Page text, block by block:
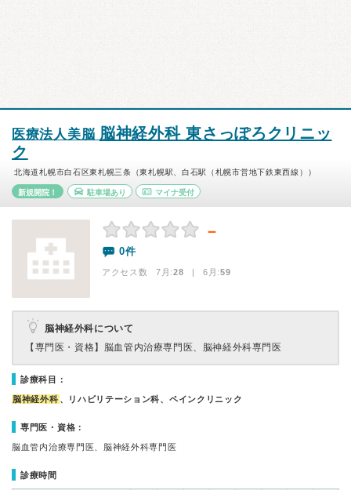
医療法人美脳 脳神経外科 東さっぽろクリニッ
ク
北海道札幌市白石区東札幌三条（東札幌駅、白石駅（札幌市営地下鉄東西線））
新規開院！ 駐車場あり マイナ受付
－
0件
アクセス数 7月:28 | 6月:59
脳神経外科について
【専門医・資格】 脳血管内治療専門医、脳神経外科専門医
診療科目：
脳神経外科 、リハビリテーション科、ペインクリニック
専門医・資格：
脳血管内治療専門医、脳神経外科専門医
診療時間